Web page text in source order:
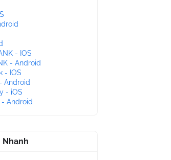
- IOS
- Android
- IOS
Android
- iOS
Android
Nhanh